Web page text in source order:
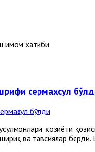
имом хатиби
сермаҳсул
қозиёти
ва тавсиялар берди.